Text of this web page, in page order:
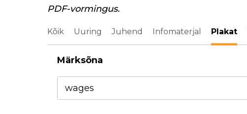
PDF-vormingus.
Kõik Uuring Juhend Infomaterjal Plakat
Märksõna